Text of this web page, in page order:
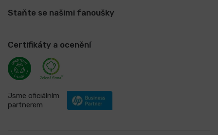
Staňte se našimi fanoušky
Certifikáty a ocenění
Jsme oficiálním
partnerem